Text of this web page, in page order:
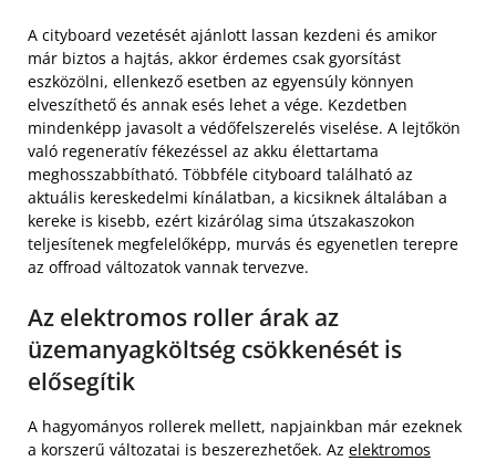
A cityboard vezetését ajánlott lassan kezdeni és amikor
már biztos a hajtás, akkor érdemes csak gyorsítást
eszközölni, ellenkező esetben az egyensúly könnyen
elveszíthető és annak esés lehet a vége. Kezdetben
mindenképp javasolt a védőfelszerelés viselése. A lejtőkön
való regeneratív fékezéssel az akku élettartama
meghosszabbítható. Többféle cityboard található az
aktuális kereskedelmi kínálatban, a kicsiknek általában a
kereke is kisebb, ezért kizárólag sima útszakaszokon
teljesítenek megfelelőképp, murvás és egyenetlen terepre
az offroad változatok vannak tervezve.
Az elektromos roller árak az
üzemanyagköltség csökkenését is
elősegítik
A hagyományos rollerek mellett, napjainkban már ezeknek
a korszerű változatai is beszerezhetőek. Az elektromos